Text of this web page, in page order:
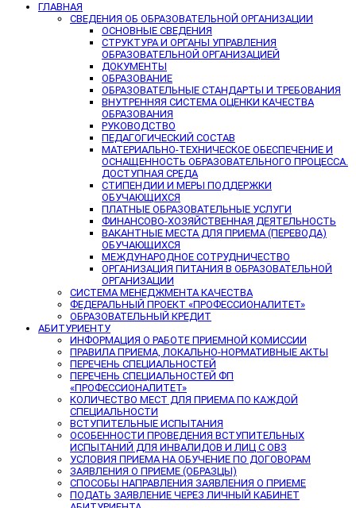
ГЛАВНАЯ
СВЕДЕНИЯ ОБ ОБРАЗОВАТЕЛЬНОЙ ОРГАНИЗАЦИИ
ОСНОВНЫЕ СВЕДЕНИЯ
СТРУКТУРА И ОРГАНЫ УПРАВЛЕНИЯ
ОБРАЗОВАТЕЛЬНОЙ ОРГАНИЗАЦИЕЙ
ДОКУМЕНТЫ
ОБРАЗОВАНИЕ
ОБРАЗОВАТЕЛЬНЫЕ СТАНДАРТЫ И ТРЕБОВАНИЯ
ВНУТРЕННЯЯ СИСТЕМА ОЦЕНКИ КАЧЕСТВА
ОБРАЗОВАНИЯ
РУКОВОДСТВО
ПЕДАГОГИЧЕСКИЙ СОСТАВ
МАТЕРИАЛЬНО-ТЕХНИЧЕСКОЕ ОБЕСПЕЧЕНИЕ И
ОСНАЩЕННОСТЬ ОБРАЗОВАТЕЛЬНОГО ПРОЦЕССА.
ДОСТУПНАЯ СРЕДА
СТИПЕНДИИ И МЕРЫ ПОДДЕРЖКИ
ОБУЧАЮЩИХСЯ
ПЛАТНЫЕ ОБРАЗОВАТЕЛЬНЫЕ УСЛУГИ
ФИНАНСОВО-ХОЗЯЙСТВЕННАЯ ДЕЯТЕЛЬНОСТЬ
ВАКАНТНЫЕ МЕСТА ДЛЯ ПРИЕМА (ПЕРЕВОДА)
ОБУЧАЮЩИХСЯ
МЕЖДУНАРОДНОЕ СОТРУДНИЧЕСТВО
ОРГАНИЗАЦИЯ ПИТАНИЯ В ОБРАЗОВАТЕЛЬНОЙ
ОРГАНИЗАЦИИ
СИСТЕМА МЕНЕДЖМЕНТА КАЧЕСТВА
ФЕДЕРАЛЬНЫЙ ПРОЕКТ «ПРОФЕССИОНАЛИТЕТ»
ОБРАЗОВАТЕЛЬНЫЙ КРЕДИТ
АБИТУРИЕНТУ
ИНФОРМАЦИЯ О РАБОТЕ ПРИЕМНОЙ КОМИССИИ
ПРАВИЛА ПРИЕМА, ЛОКАЛЬНО-НОРМАТИВНЫЕ АКТЫ
ПЕРЕЧЕНЬ СПЕЦИАЛЬНОСТЕЙ
ПЕРЕЧЕНЬ СПЕЦИАЛЬНОСТЕЙ ФП
«ПРОФЕССИОНАЛИТЕТ»
КОЛИЧЕСТВО МЕСТ ДЛЯ ПРИЕМА ПО КАЖДОЙ
СПЕЦИАЛЬНОСТИ
ВСТУПИТЕЛЬНЫЕ ИСПЫТАНИЯ
ОСОБЕННОСТИ ПРОВЕДЕНИЯ ВСТУПИТЕЛЬНЫХ
ИСПЫТАНИЙ ДЛЯ ИНВАЛИДОВ И ЛИЦ С ОВЗ
УСЛОВИЯ ПРИЕМА НА ОБУЧЕНИЕ ПО ДОГОВОРАМ
ЗАЯВЛЕНИЯ О ПРИЕМЕ (ОБРАЗЦЫ)
СПОСОБЫ НАПРАВЛЕНИЯ ЗАЯВЛЕНИЯ О ПРИЕМЕ
ПОДАТЬ ЗАЯВЛЕНИЕ ЧЕРЕЗ ЛИЧНЫЙ КАБИНЕТ